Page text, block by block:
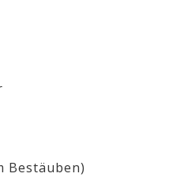
Bestäuben)